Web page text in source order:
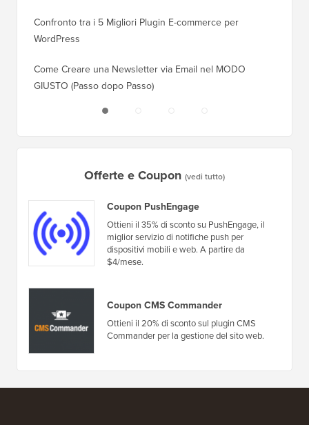
Confronto tra i 5 Migliori Plugin E-commerce per
WordPress
Come Creare una Newsletter via Email nel MODO
GIUSTO (Passo dopo Passo)
Offerte e Coupon (vedi tutto)
Coupon PushEngage
Ottieni il 35% di sconto su PushEngage, il
miglior servizio di notifiche push per
dispositivi mobili e web. A partire da
$4/mese.
Coupon CMS Commander
Ottieni il 20% di sconto sul plugin CMS
Commander per la gestione del sito web.